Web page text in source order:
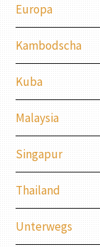
Europa
Kambodscha
Kuba
Malaysia
Singapur
Thailand
Unterwegs